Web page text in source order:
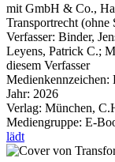
mit GmbH & Co.,
Transportrecht (ohne
Verfasser: Binder,
Leyens, Patrick C.;
diesem Verfasser
Medienkennzeichen:
Jahr: 2026
Verlag: München,
Mediengruppe: E-
lädt